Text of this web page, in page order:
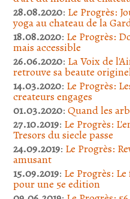
28.08.2020: Le Progrès:
yoga au chateau de la
18.08.2020: Le Progrès:
mais accessible
26.06.2020: La Voix de
retrouve sa beaute
14.03.2020: Le Progrès:
createurs engages
01.03.2020: Quand les
27.10.2019: Le Progrès:
Tresors du siecle passe
24.09.2019: Le Progrès:
amusant
15.09.2019: Le Progrès:
pour une 5e edition